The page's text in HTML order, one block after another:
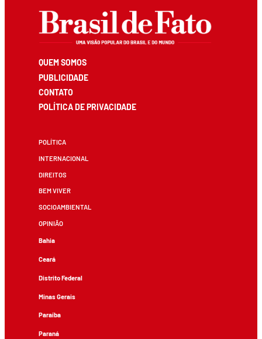
QUEM SOMOS
PUBLICIDADE
CONTATO
POLÍTICA DE PRIVACIDADE
POLÍTICA
INTERNACIONAL
DIREITOS
BEM VIVER
SOCIOAMBIENTAL
OPINIÃO
Bahia
Ceará
Distrito Federal
Minas Gerais
Paraíba
Paraná